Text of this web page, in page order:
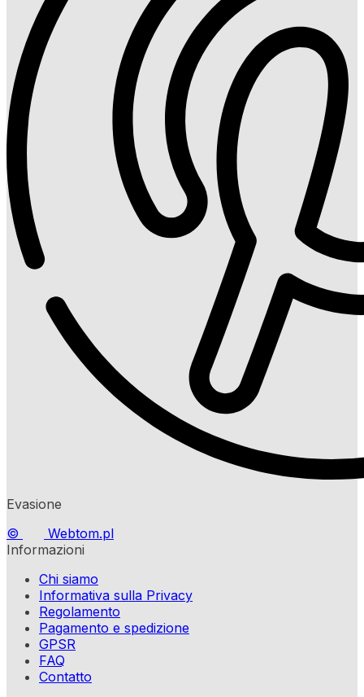
Evasione
©
Webtom.pl
Informazioni
Chi siamo
Informativa sulla Privacy
Regolamento
Pagamento e spedizione
GPSR
FAQ
Contatto